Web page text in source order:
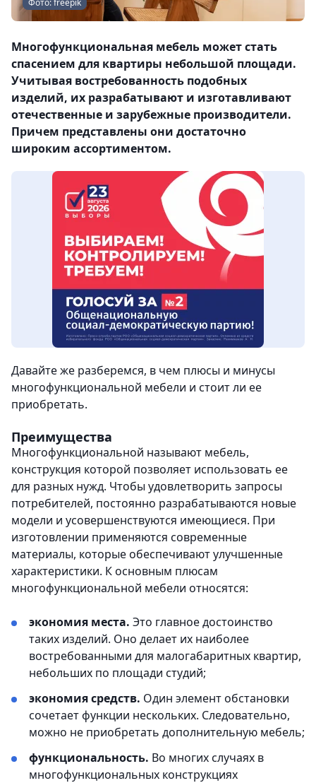
Фото: freepik
Многофункциональная мебель может стать
спасением для квартиры небольшой площади.
Учитывая востребованность подобных
изделий, их разрабатывают и изготавливают
отечественные и зарубежные производители.
Причем представлены они достаточно
широким ассортиментом.
Давайте же разберемся, в чем плюсы и минусы
многофункциональной мебели и стоит ли ее
приобретать.
Преимущества
Многофункциональной называют мебель,
конструкция которой позволяет использовать ее
для разных нужд. Чтобы удовлетворить запросы
потребителей, постоянно разрабатываются новые
модели и усовершенствуются имеющиеся. При
изготовлении применяются современные
материалы, которые обеспечивают улучшенные
характеристики. К основным плюсам
многофункциональной мебели относятся:
экономия места. Это главное достоинство
таких изделий. Оно делает их наиболее
востребованными для малогабаритных квартир,
небольших по площади студий;
экономия средств. Один элемент обстановки
сочетает функции нескольких. Следовательно,
можно не приобретать дополнительную мебель;
функциональность. Во многих случаях в
многофункциональных конструкциях